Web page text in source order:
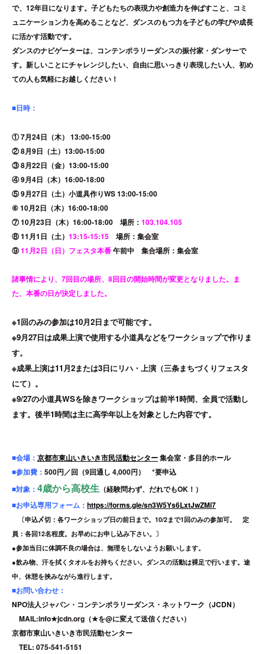
で、12年目になります。子どもたちの表現力や創造力を伸ばすこと、コミ
ュニケーション力を高めることなど、ダンスのもつ力を子どもの学びや成長
に活かす活動です。
ダンスのナビゲーターは、コンテンポラリーダンスの振付家・ダンサーで
す。新しいことにチャレンジしたい、自由に思いっきり表現したい人、初め
ての人も気軽にお越しください！
■日時：
① 7月24日（木） 13:00-15:00
② 8月9日（土）13:00-15:00
③ 8月22日（金）13:00-15:00
④ 9月4日（木）16:00-18:00
⑤ 9月27日（土）小道具作りWS 13:00-15:00
⑥ 10月2日（木）16:00-18:00
⑦ 10月23日（木）16:00-18:00 場所： 103.104.105
⑧ 11月1日（土） 13:15-15:15 場所：集会室
⑨11月2日（日）フェスタ本番午前中 集合場所：集会室
諸事情により、7回目の場所、8回目の開始時間が変更となりました。ま
た、本番の日が決定しました。
※1回のみの参加は10月2日まで可能です。
※9月27日は成果上演で使用する小道具などをワークショップで作りま
す。
※成果上演は11月2または3日にリハ・上演（三条まちづくりフェスタ
にて）。
※9/27の小道具WSを除きワークショップは前半1時間、全員で活動し
ます。後半1時間は主に高学年以上を対象とした内容です。
■会場： 京都市東山いきいき市民活動センター集会室・多目的ホール
■参加費： 500円／回（9回通し 4,000円） *要申込
■対象： 4歳から高校生 （経験問わず、だれでもOK！）
■お申込専用フォーム： https://forms.gle/sn3W5Ys6LxtJwZMi7
〔申込〆切：各ワークショップ日の前日まで。10/2まで1回のみの参加可。 定
員：各回12名程度。お早めにお申し込み下さい。〕
●参加当日に体調不良の場合は、無理をしないようお願いします。
●飲み物、汗を拭くタオルをお持ちください。ダンスの活動は裸足で行います。途
中、休憩を挟みながら進行します。
■お問い合わせ：
NPO法人ジャパン・コンテンポラリーダンス・ネットワーク（JCDN）
MAIL:info★jcdn.org（★を@に変えて送信ください）
京都市東山いきいき市民活動センター
TEL: 075-541-5151